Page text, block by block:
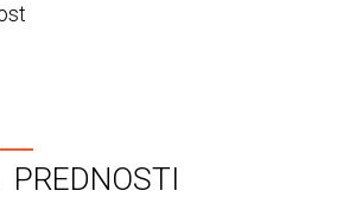
PREDNOSTI